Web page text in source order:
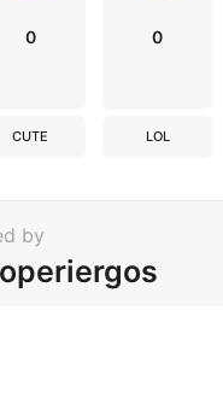
0
CUTE
0
LOL
by